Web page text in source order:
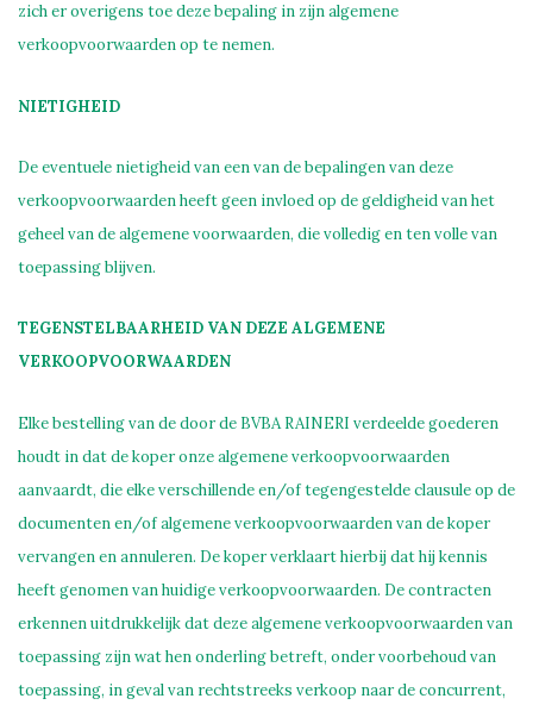
zich er overigens toe deze bepaling in zijn algemene
verkoopvoorwaarden op te nemen.
NIETIGHEID
De eventuele nietigheid van een van de bepalingen van deze
verkoopvoorwaarden heeft geen invloed op de geldigheid van het
geheel van de algemene voorwaarden, die volledig en ten volle van
toepassing blijven.
TEGENSTELBAARHEID VAN DEZE ALGEMENE
VERKOOPVOORWAARDEN
Elke bestelling van de door de BVBA RAINERI verdeelde goederen
houdt in dat de koper onze algemene verkoopvoorwaarden
aanvaardt, die elke verschillende en/of tegengestelde clausule op de
documenten en/of algemene verkoopvoorwaarden van de koper
vervangen en annuleren. De koper verklaart hierbij dat hij kennis
heeft genomen van huidige verkoopvoorwaarden. De contracten
erkennen uitdrukkelijk dat deze algemene verkoopvoorwaarden van
toepassing zijn wat hen onderling betreft, onder voorbehoud van
toepassing, in geval van rechtstreeks verkoop naar de concurrent,